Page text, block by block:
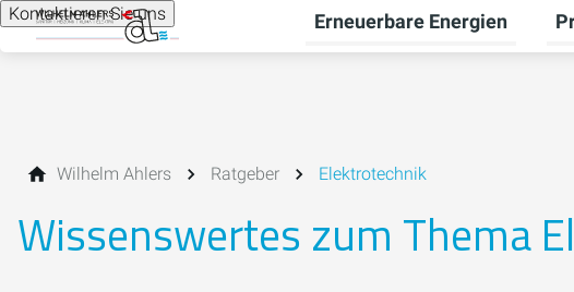
Kontaktieren Sie uns Erneuerbare Energien
Wilhelm Ahlers Ratgeber Elektrotechnik
Wissenswertes zum Thema